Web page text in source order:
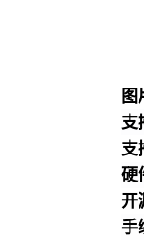
图
支
支
硬
开
手